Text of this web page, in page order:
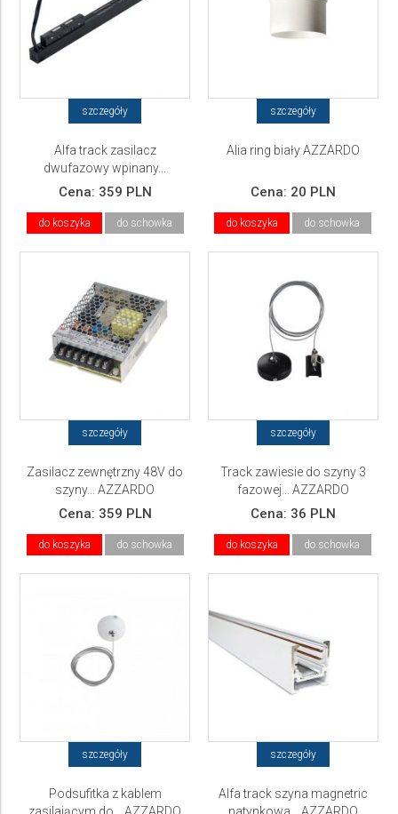
szczegóły
Alfa track zasilacz
dwufazowy wpinany...
AZZARDO
Cena: 359 PLN
do koszyka do schowka
szczegóły
Alia ring biały AZZARDO
Cena: 20 PLN
do koszyka do schowka
szczegóły
Zasilacz zewnętrzny 48V do
szyny... AZZARDO
Cena: 359 PLN
do koszyka do schowka
szczegóły
Track zawiesie do szyny 3
fazowej... AZZARDO
Cena: 36 PLN
do koszyka do schowka
szczegóły
Podsufitka z kablem
szczegóły
Alfa track szyna magnetric